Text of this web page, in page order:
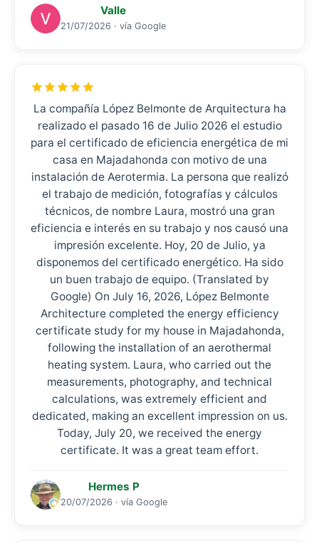
Valle
21/07/2026 · vía Google
La compañía López Belmonte de Arquitectura ha
realizado el pasado 16 de Julio 2026 el estudio
para el certificado de eficiencia energética de mi
casa en Majadahonda con motivo de una
instalación de Aerotermia. La persona que realizó
el trabajo de medición, fotografías y cálculos
técnicos, de nombre Laura, mostró una gran
eficiencia e interés en su trabajo y nos causó una
impresión excelente. Hoy, 20 de Julio, ya
disponemos del certificado energético. Ha sido
un buen trabajo de equipo. (Translated by
Google) On July 16, 2026, López Belmonte
Architecture completed the energy efficiency
certificate study for my house in Majadahonda,
following the installation of an aerothermal
heating system. Laura, who carried out the
measurements, photography, and technical
calculations, was extremely efficient and
dedicated, making an excellent impression on us.
Today, July 20, we received the energy
certificate. It was a great team effort.
Hermes P
20/07/2026 · vía Google